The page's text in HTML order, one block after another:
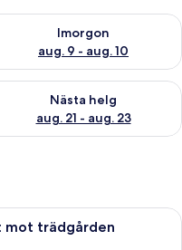
aug. 8 - aug. 9
Imorgon
aug. 9 - aug. 10
tillgängligheten
helgen aug. 14 - aug.
Nästa helg
aug. 21 - aug. 23
tillgängligheten
hotellrum med en stor säng, ett
mot trädgården